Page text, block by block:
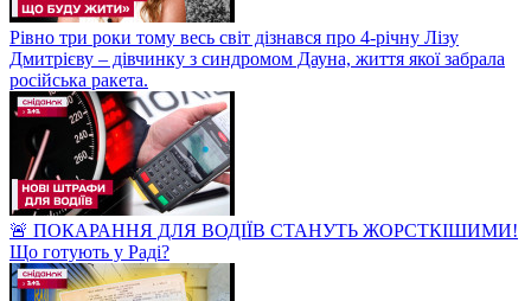
Рівно три роки тому весь світ дізнався про 4-річну Лізу
Дмитрієву – дівчинку з синдромом Дауна, життя якої забрала
російська ракета.
🚨 ПОКАРАННЯ ДЛЯ ВОДІЇВ СТАНУТЬ ЖОРСТКІШИМИ!
Що готують у Раді?